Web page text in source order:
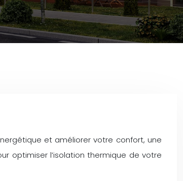
et améliorer votre confort, une
optimiser l’isolation thermique de votre